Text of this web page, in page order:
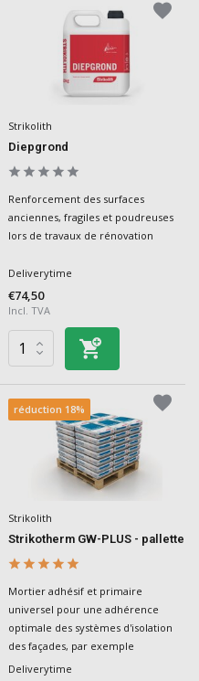
Strikolith
Diepgrond
Renforcement des surfaces
anciennes, fragiles et poudreuses
lors de travaux de rénovation
Deliverytime
€74,50
Incl. TVA
réduction 18%
Strikolith
Strikotherm GW-PLUS - pallette
Mortier adhésif et primaire
universel pour une adhérence
optimale des systèmes d'isolation
des façades, par exemple
Deliverytime